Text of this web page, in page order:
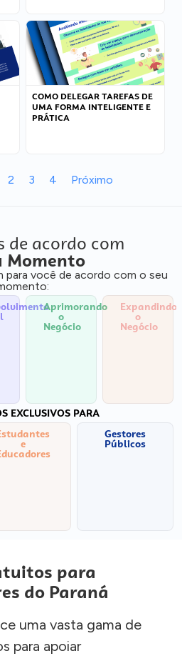
COMO DELEGAR TAREFAS DE
UMA FORMA INTELIGENTE E
PRÁTICA
2 3 4 Próximo
de acordo com
Momento
para você de acordo com o seu
Aprimorando
o
Negócio
Expandindo
o
Negócio
EXCLUSIVOS PARA
e
Gestores
Públicos
para
do Paraná
uma vasta gama de
para apoiar